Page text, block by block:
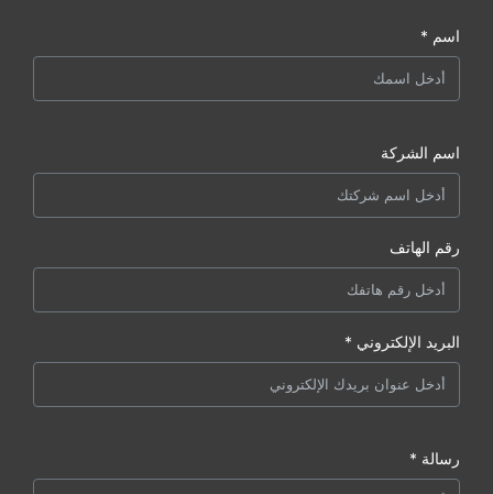
اسم *
اسم الشركة
رقم الهاتف
البريد الإلكتروني *
رسالة *